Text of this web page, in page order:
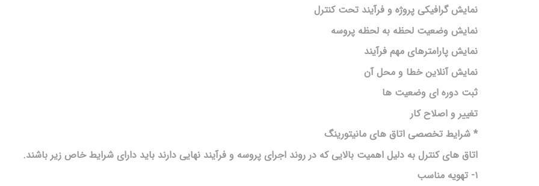
نمایش گرافیکی پروژه و فرآیند تحت کنترل
نمایش وضعیت لحظه به لحظه پروسه
نمایش پارامترهای مهم فرآیند
نمایش آنلاین خطا و محل آن
ثبت دوره ای وضعیت ها
تغییر و اصلاح کار
* شرایط تخصصی اتاق های مانیتورینگ
اتاق های کنترل به دلیل اهمیت بالایی که در روند اجرای پروسه و فرآیند نهایی دارند باید دارای شرایط خاص زیر باشند.
۱- تهویه مناسب